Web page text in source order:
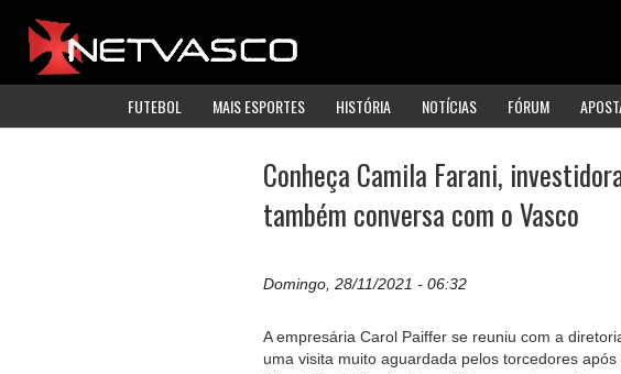
FUTEBOL MAIS ESPORTES HISTÓRIA NOTÍCIAS FÓRUM
Conheça Camila Farani,
também conversa com o Vasco
Domingo, 28/11/2021 - 06:32
A empresária Carol Paiffer se reuniu com a
uma visita muito aguardada pelos torcedores